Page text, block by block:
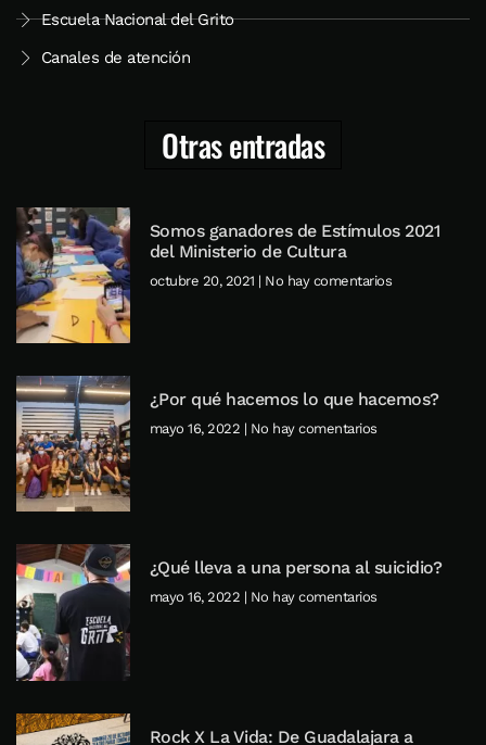
Escuela Nacional del Grito
Canales de atención
Otras entradas
Somos ganadores de Estímulos 2021
del Ministerio de Cultura
octubre 20, 2021 No hay comentarios
¿Por qué hacemos lo que hacemos?
mayo 16, 2022 No hay comentarios
¿Qué lleva a una persona al suicidio?
mayo 16, 2022 No hay comentarios
Rock X La Vida: De Guadalajara a